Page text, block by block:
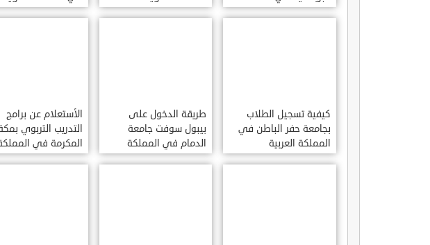
العربية السعودية
السعودية
السعودية
كيفية تسجيل الطلاب
بجامعة حفر الباطن في
المملكة العربية
السعودية
طريقة الدخول على
بيبول سوفت جامعة
الدمام في المملكة
العربية السعودية
الأستعلام عن برامج
التدريب التربوي
المكرمة في
العربية السعودية